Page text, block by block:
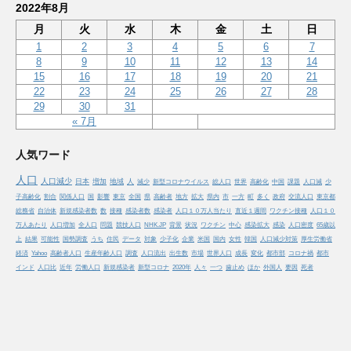
2022年8月
月
火 水 木 金 土 日
« 7月
1 2 3 4 5 6
7
8
9 10 11 12 13
14
15
16 17 18 19 20
21
22
23 24 25 26 27
28
29
30 31
人気ワード
人口
人口減少 日本 増加 地域 人 減少 新型コロナウイルス 総人口 世界 高齢化 中国 課題 人口減 少
子高齢化 割合 関係人口 国 影響 東京 全国 県 高齢者 地方 拡大 県内 市 一方 町 多く 政府 交流人口 東京都
総務省 自治体 新規感染者数 数 接種 感染者数 感染者 人口１０万人当たり 直近１週間 ワクチン接種 人口１０
万人あたり
人口増加 全人口 問題 競技人口 NHK.JP 背景 状況 ワクチン 中心 感染拡大 感染 人口密度 65歳以
上 結果 可能性 国勢調査 うち 住民 データ 対象 少子化 企業 米国 国内 女性 韓国 人口減少対策
厚生労働省
経済 Yahoo 高齢者人口 生産年齢人口 調査 人口流出 出生数 市場 世界人口 成長 変化 都市部 コロナ禍 都市
インド
人口比 近年 労働人口 新規感染者 新型コロナ 2020年 人々 一つ 歯止め ほか 外国人 要因 死者